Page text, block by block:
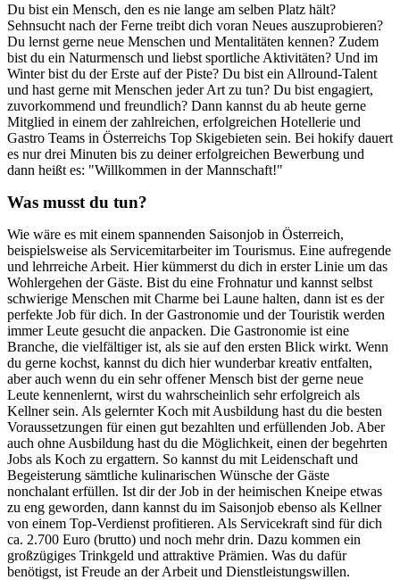
Du bist ein Mensch, den es nie lange am selben Platz hält?
Sehnsucht nach der Ferne treibt dich voran Neues auszuprobieren?
Du lernst gerne neue Menschen und Mentalitäten kennen? Zudem
bist du ein Naturmensch und liebst sportliche Aktivitäten? Und im
Winter bist du der Erste auf der Piste? Du bist ein Allround-Talent
und hast gerne mit Menschen jeder Art zu tun? Du bist engagiert,
zuvorkommend und freundlich? Dann kannst du ab heute gerne
Mitglied in einem der zahlreichen, erfolgreichen Hotellerie und
Gastro Teams in Österreichs Top Skigebieten sein. Bei hokify dauert
es nur drei Minuten bis zu deiner erfolgreichen Bewerbung und
dann heißt es: "Willkommen in der Mannschaft!"
Was musst du tun?
Wie wäre es mit einem spannenden Saisonjob in Österreich,
beispielsweise als Servicemitarbeiter im Tourismus. Eine aufregende
und lehrreiche Arbeit. Hier kümmerst du dich in erster Linie um das
Wohlergehen der Gäste. Bist du eine Frohnatur und kannst selbst
schwierige Menschen mit Charme bei Laune halten, dann ist es der
perfekte Job für dich. In der Gastronomie und der Touristik werden
immer Leute gesucht die anpacken. Die Gastronomie ist eine
Branche, die vielfältiger ist, als sie auf den ersten Blick wirkt. Wenn
du gerne kochst, kannst du dich hier wunderbar kreativ entfalten,
aber auch wenn du ein sehr offener Mensch bist der gerne neue
Leute kennenlernt, wirst du wahrscheinlich sehr erfolgreich als
Kellner sein. Als gelernter Koch mit Ausbildung hast du die besten
Voraussetzungen für einen gut bezahlten und erfüllenden Job. Aber
auch ohne Ausbildung hast du die Möglichkeit, einen der begehrten
Jobs als Koch zu ergattern. So kannst du mit Leidenschaft und
Begeisterung sämtliche kulinarischen Wünsche der Gäste
nonchalant erfüllen. Ist dir der Job in der heimischen Kneipe etwas
zu eng geworden, dann kannst du im Saisonjob ebenso als Kellner
von einem Top-Verdienst profitieren. Als Servicekraft sind für dich
ca. 2.700 Euro (brutto) und noch mehr drin. Dazu kommen ein
großzügiges Trinkgeld und attraktive Prämien. Was du dafür
benötigst, ist Freude an der Arbeit und Dienstleistungswillen.